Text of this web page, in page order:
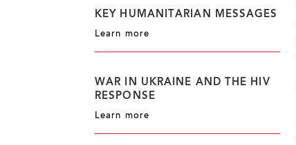
KEY HUMANITARIAN MESSAGES
Learn more
WAR IN UKRAINE AND THE HIV
RESPONSE
Learn more